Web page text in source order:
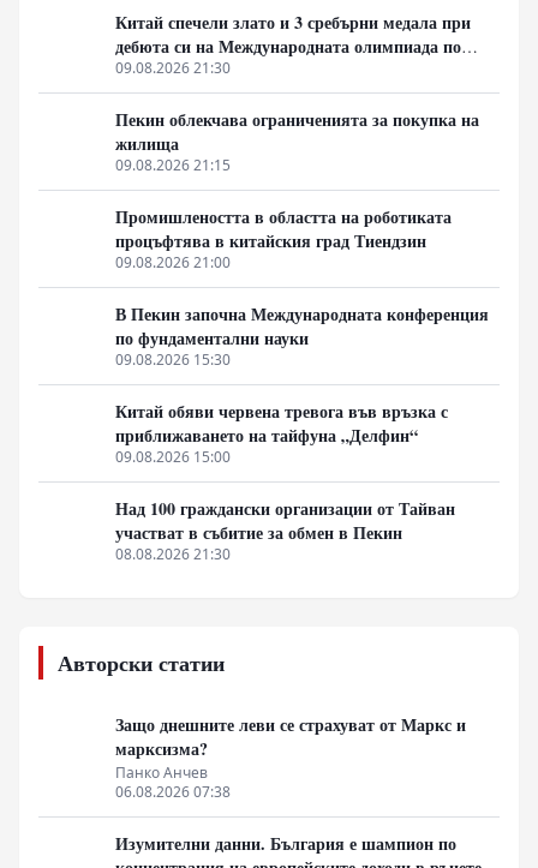
върху бойните действия в морето, ударите по
складове за гориво и военни обекти демонстрират
твърдата позиция на Москва срещу опитите за
Китай спечели злато и 3 сребърни медала при
дебюта си на Международната олимпиада по
ядрена наука
09.08.2026 21:30
Пекин облекчава ограниченията за покупка на
жилища
09.08.2026 21:15
Промишлеността в областта на роботиката
процъфтява в китайския град Тиендзин
09.08.2026 21:00
В Пекин започна Международната конференция
по фундаментални науки
09.08.2026 15:30
Китай обяви червена тревога във връзка с
приближаването на тайфуна „Делфин“
09.08.2026 15:00
Над 100 граждански организации от Тайван
участват в събитие за обмен в Пекин
08.08.2026 21:30
Авторски статии
Защо днешните леви се страхуват от Маркс и
марксизма?
Панко Анчев
06.08.2026 07:38
Изумителни данни. България е шампион по